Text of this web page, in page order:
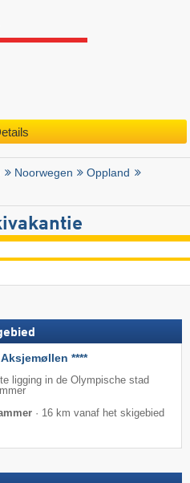
Noorwegen
Oppland
****
ligging in de Olympische stad
· 16 km vanaf het skigebied